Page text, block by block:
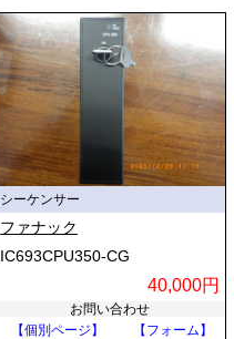
シーケンサー
ファナック
IC693CPU350-CG
40,000円
お問い合わせ
【個別ページ】
【フォーム】